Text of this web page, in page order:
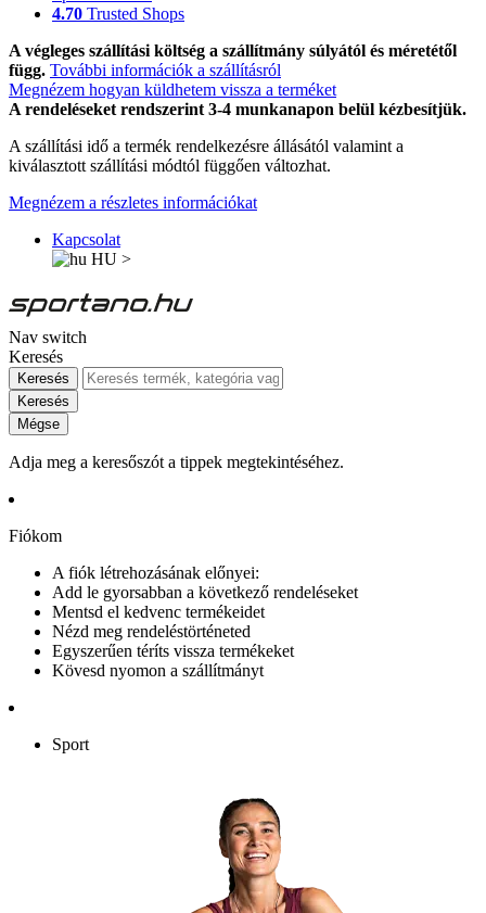
4.70 Trusted Shops
A végleges szállítási költség a szállítmány súlyától és méretétől
függ. További információk a szállításról
Megnézem hogyan küldhetem vissza a terméket
A rendeléseket rendszerint 3-4 munkanapon belül kézbesítjük.
A szállítási idő a termék rendelkezésre állásától valamint a
kiválasztott szállítási módtól függően változhat.
Megnézem a részletes információkat
Kapcsolat
HU >
Nav switch
Keresés
Keresés
Keresés
Mégse
Adja meg a keresőszót a tippek megtekintéséhez.
Fiókom
A fiók létrehozásának előnyei:
Add le gyorsabban a következő rendeléseket
Mentsd el kedvenc termékeidet
Nézd meg rendeléstörténeted
Egyszerűen téríts vissza termékeket
Kövesd nyomon a szállítmányt
Sport